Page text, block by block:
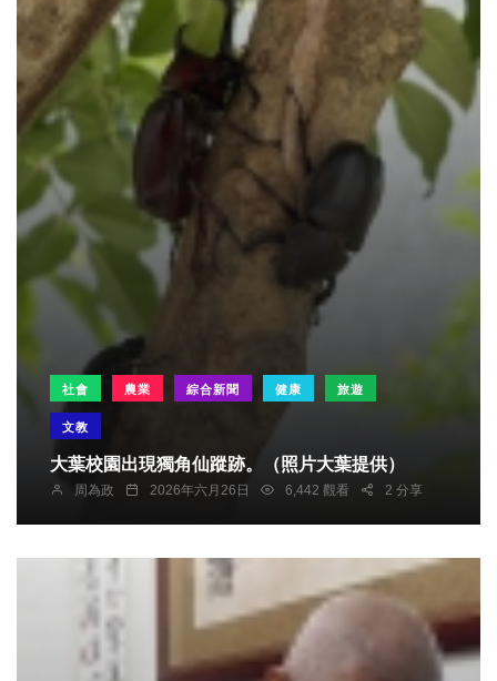
社會 農業 綜合新聞 健康 旅遊
文教
大葉校園出現獨角仙蹤跡。（照片大葉提供）
周為政 2026年六月26日 6,442 觀看 2 分享